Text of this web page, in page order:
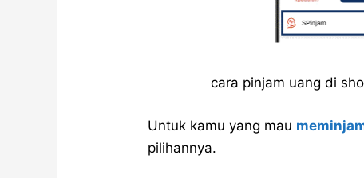
cara pinjam uang di
Untuk kamu yang mau
pilihannya.